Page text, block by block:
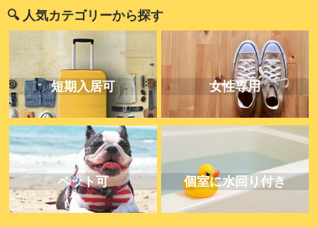
🔍 人気カテゴリーから探す
短期入居可 女性専用
ペット可 個室に水回り付き